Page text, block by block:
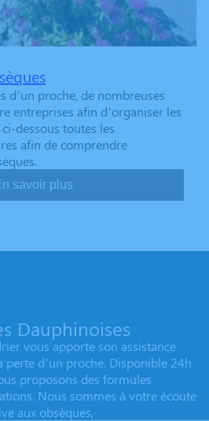
d’un proche, de nombreuses
entreprises afin d’organiser les
dessous toutes les
afin de comprendre
savoir plus
Dauphinoises
vous apporte son assistance
d’un proche. Disponible 24h
proposons des formules
Nous sommes à votre écoute
aux obsèques,